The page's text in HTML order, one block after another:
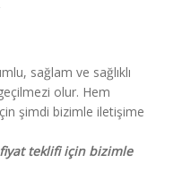
sağlam ve sağlıklı
olur. Hem
şimdi bizimle iletişime
teklifi için bizimle